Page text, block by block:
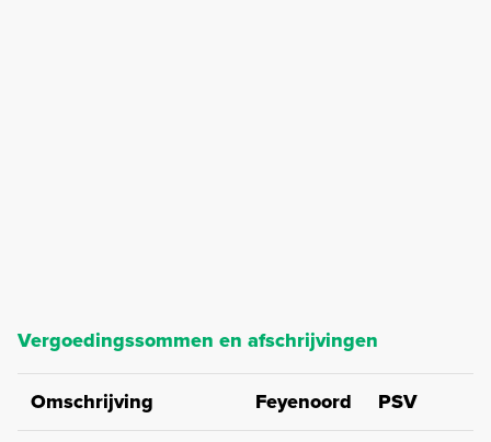
Vergoedingssommen en afschrijvingen
Omschrijving Feyenoord PSV